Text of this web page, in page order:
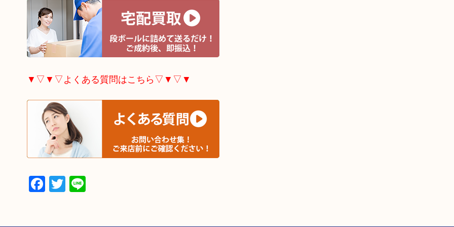
▼▽▼▽よくある質問はこちら▽▼▽▼
Facebook
Twitter
Line